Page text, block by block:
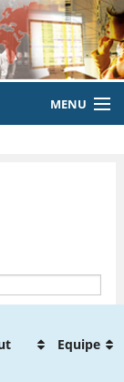
MENU
Equipe